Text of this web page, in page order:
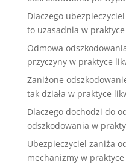
Dlaczego
to uzasadnia w
Odmowa
przyczyny w praktyce
Zaniżone
tak działa w praktyce
Dlaczego dochodzi do
odszkodowania w
Ubezpieczyciel zaniża
mechanizmy w